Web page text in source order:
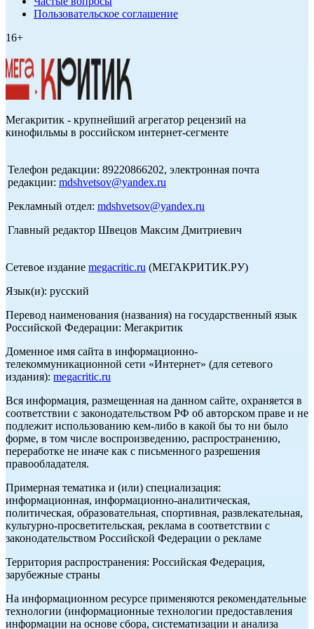
Пользовательское соглашение
16+
Мегакритик - крупнейший агрегатор рецензий на
кинофильмы в российском интернет-сегменте
Телефон редакции: 89220866202, электронная почта
редакции: mdshvetsov@yandex.ru
Рекламный отдел: mdshvetsov@yandex.ru
Главный редактор Швецов Максим Дмитриевич
Сетевое издание megacritic.ru (МЕГАКРИТИК.РУ)
Язык(и): русский
Перевод наименования (названия) на государственный язык
Российской Федерации: Мегакритик
Доменное имя сайта в информационно-
телекоммуникационной сети «Интернет» (для сетевого
издания): megacritic.ru
Вся информация, размещенная на данном сайте, охраняется в
соответствии с законодательством РФ об авторском праве и не
подлежит использованию кем-либо в какой бы то ни было
форме, в том числе воспроизведению, распространению,
переработке не иначе как с письменного разрешения
правообладателя.
Примерная тематика и (или) специализация:
информационная, информационно-аналитическая,
политическая, образовательная, спортивная, развлекательная,
культурно-просветительская, реклама в соответствии с
законодательством Российской Федерации о рекламе
Территория распространения: Российская Федерация,
зарубежные страны
На информационном ресурсе применяются рекомендательные
технологии (информационные технологии предоставления
информации на основе сбора, систематизации и анализа